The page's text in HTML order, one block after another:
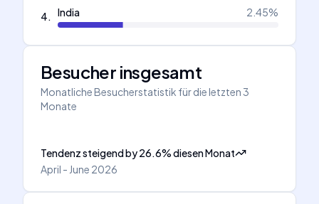
4. India 2.45%
Besucher insgesamt
Monatliche Besucherstatistik für die letzten 3
Monate
Tendenz steigendby26.6%diesen Monat
April - June 2026